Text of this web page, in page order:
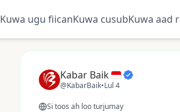
Kuwa ugu fiicanKuwa cusubKuwa aad
Kabar Baik
@KabarBaik•Lul 4
Si toos ah loo turjumay